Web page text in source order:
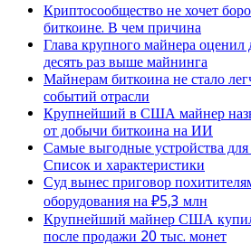
Криптосообщество не хочет
биткоине. В чем причина
Глава крупного майнера
десять раз выше майнинга
Майнерам биткоина не стало
событий отрасли
Крупнейший в США майнер
от добычи биткоина на ИИ
Самые выгодные устройства
Список и характеристики
Суд вынес приговор
оборудования на ₽5,3 млн
Крупнейший майнер США
после продажи 20 тыс. монет